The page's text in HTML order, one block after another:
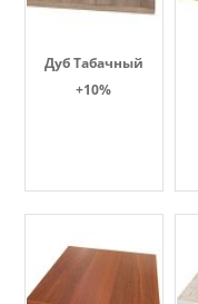
Дуб Табачный
+10%